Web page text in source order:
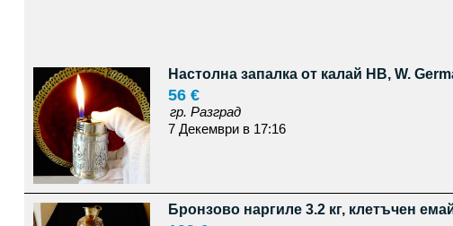
Настолна запалка от калай HB, W.
56 €
гр. Разград
7 Декември в 17:16
Бронзово наргиле 3.2 кг, клетъчен